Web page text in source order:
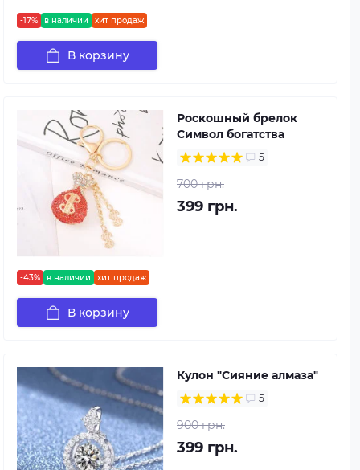
-17% в наличии хит продаж
В корзину
-43% в наличии хит продаж
Роскошный брелок
Символ богатства
5
700 грн.
399 грн.
В корзину
Кулон "Сияние алмаза"
5
900 грн.
399 грн.